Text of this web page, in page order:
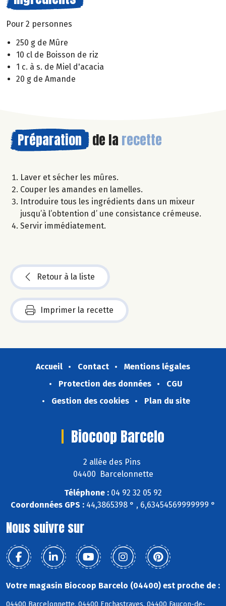
Pour 2 personnes
250 g de Mûre
10 cl de Boisson de riz
1 c. à s. de Miel d'acacia
20 g de Amande
Préparation de la recette
Laver et sécher les mûres.
Couper les amandes en lamelles.
Introduire tous les ingrédients dans un mixeur
jusqu’à l’obtention d’ une consistance crémeuse.
Servir immédiatement.
Retour à la liste
Imprimer la recette
Accueil Contact
Mentions légales
Protection des données
CGU
Gestion des cookies
Plan du site
Biocoop Barcelo
2 allée des Pins
04400 Barcelonnette
Téléphone : 04 92 32 05 92
Coordonnées GPS : 44,3865398 ° , 6,63454569999999 °
Nous suivre sur
Votre magasin Biocoop Barcelo (04400) est proche de :
04400 Barcelonnette, 04400 Enchastrayes, 04400 Faucon-de-